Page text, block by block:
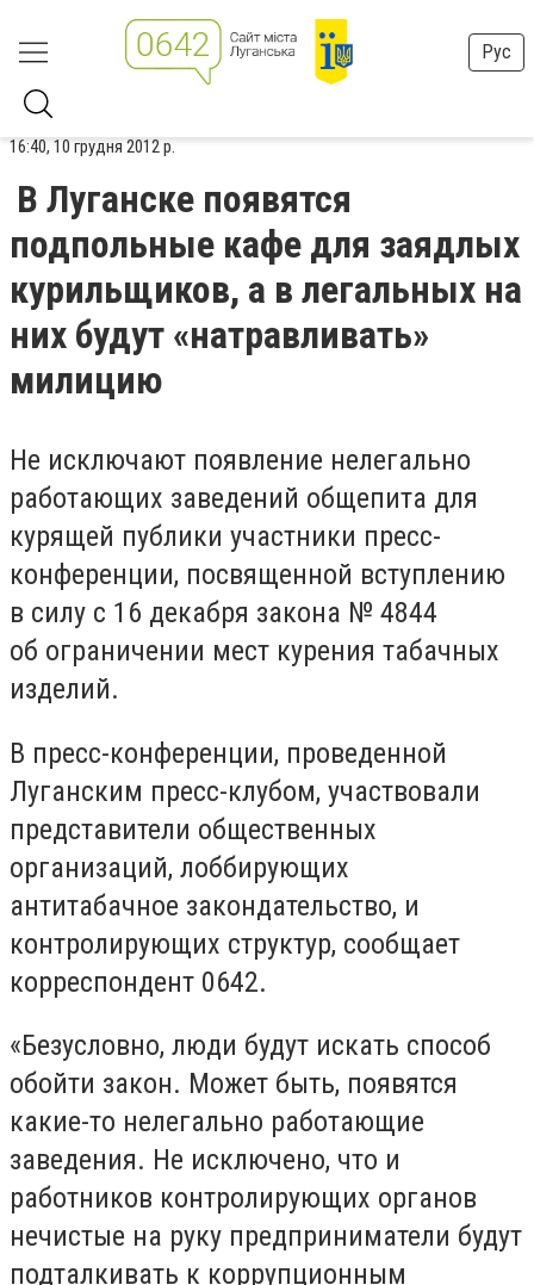
Рус
16:40, 10 грудня 2012 р.
В Луганске появятся
подпольные кафе для заядлых
курильщиков, а в легальных на
них будут «натравливать»
милицию
Не исключают появление нелегально
работающих заведений общепита для
курящей публики участники пресс-
конференции, посвященной вступлению
в силу с 16 декабря закона № 4844
об ограничении мест курения табачных
изделий.
В пресс-конференции, проведенной
Луганским пресс-клубом, участвовали
представители общественных
организаций, лоббирующих
антитабачное закондательство, и
контролирующих структур, сообщает
корреспондент 0642.
«Безусловно, люди будут искать способ
обойти закон. Может быть, появятся
какие-то нелегально работающие
заведения. Не исключено, что и
работников контролирующих органов
нечистые на руку предприниматели будут
подталкивать к коррупционным